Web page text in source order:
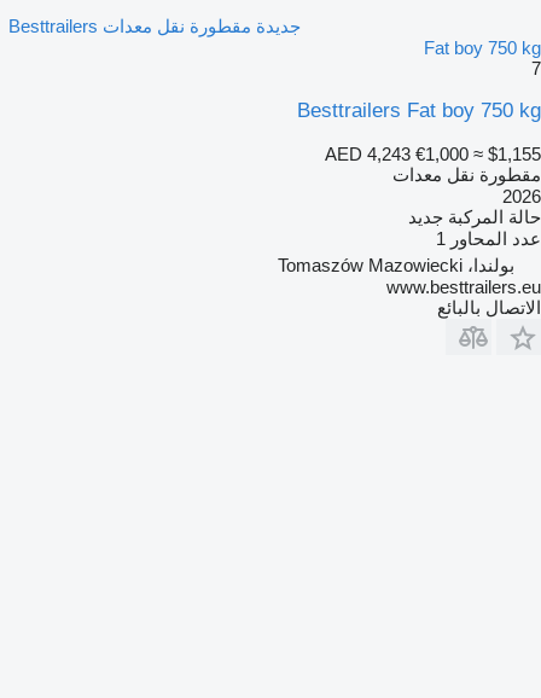
جديدة مقطورة نقل معدات Besttrailers
Fat boy 750 kg
7
Besttrailers Fat boy 750 kg
AED 4,243 €1,000 ≈ $1,155
مقطورة نقل معدات
2026
حالة المركبة جديد
عدد المحاور 1
بولندا، Tomaszów Mazowiecki
www.besttrailers.eu
الاتصال بالبائع